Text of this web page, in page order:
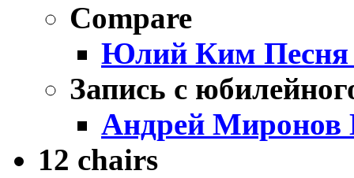
Compare
Юлий Ким Песня
Запись с
Андрей
12 chairs